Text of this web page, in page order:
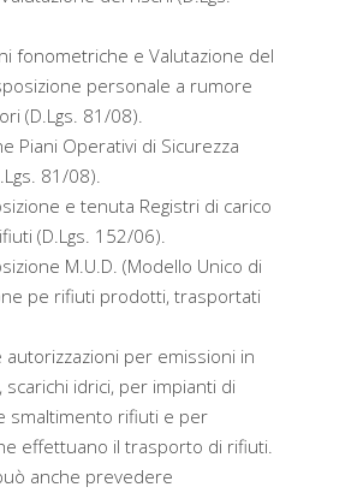
fonometriche e Valutazione del
personale a rumore
(D.Lgs. 81/08).
Piani Operativi di Sicurezza
81/08).
e tenuta Registri di carico
(D.Lgs. 152/06).
M.U.D. (Modello Unico di
pe rifiuti prodotti, trasportati
autorizzazioni per emissioni in
scarichi idrici, per impianti di
smaltimento rifiuti e per
effettuano il trasporto di rifiuti.
anche prevedere